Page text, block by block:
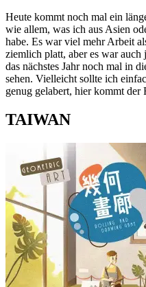
Heute kommt noch mal ein
wie allem, was ich aus Asien
habe. Es war viel mehr Arbeit
ziemlich platt, aber es war
das nächstes Jahr noch mal in
sehen. Vielleicht sollte ich
genug gelabert, hier kommt der
TAIWAN